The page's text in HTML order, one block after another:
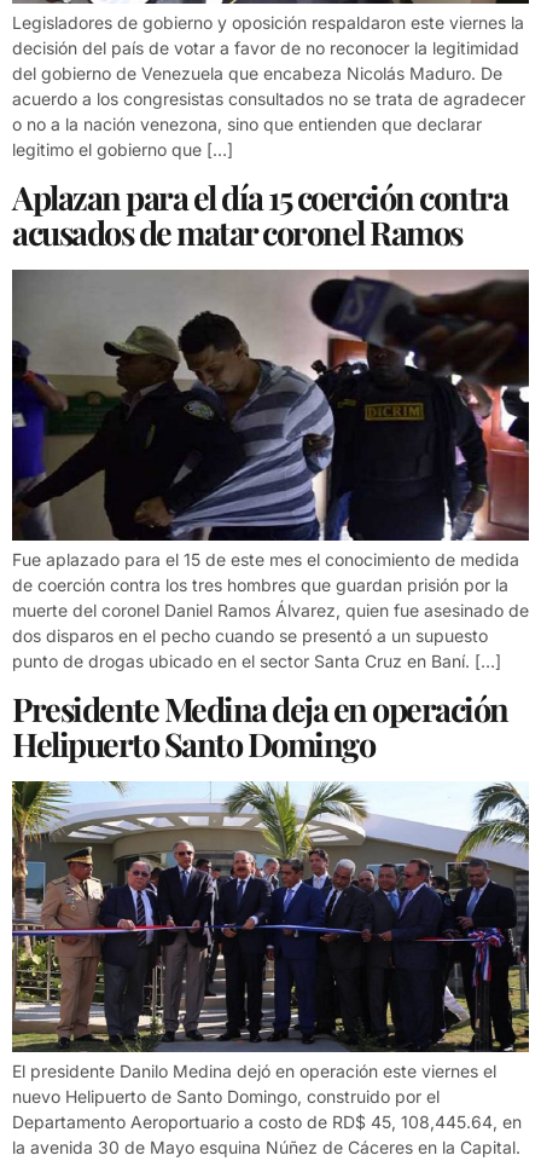
Legisladores de gobierno y oposición respaldaron este viernes la
decisión del país de votar a favor de no reconocer la legitimidad
del gobierno de Venezuela que encabeza Nicolás Maduro. De
acuerdo a los congresistas consultados no se trata de agradecer
o no a la nación venezona, sino que entienden que declarar
legitimo el gobierno que […]
Aplazan para el día 15 coerción contra
acusados de matar coronel Ramos
Fue aplazado para el 15 de este mes el conocimiento de medida
de coerción contra los tres hombres que guardan prisión por la
muerte del coronel Daniel Ramos Álvarez, quien fue asesinado de
dos disparos en el pecho cuando se presentó a un supuesto
punto de drogas ubicado en el sector Santa Cruz en Baní. […]
Presidente Medina deja en operación
Helipuerto Santo Domingo
El presidente Danilo Medina dejó en operación este viernes el
nuevo Helipuerto de Santo Domingo, construido por el
Departamento Aeroportuario a costo de RD$ 45, 108,445.64, en
la avenida 30 de Mayo esquina Núñez de Cáceres en la Capital.